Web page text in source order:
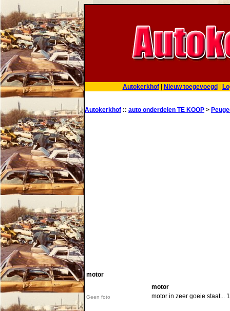
Autokerkhof| Nieuw toegevoegd
Autokerkhof :: auto onderdelen TE KOOP >
motor
Geen foto
motor
motor in zeer goeie staat...